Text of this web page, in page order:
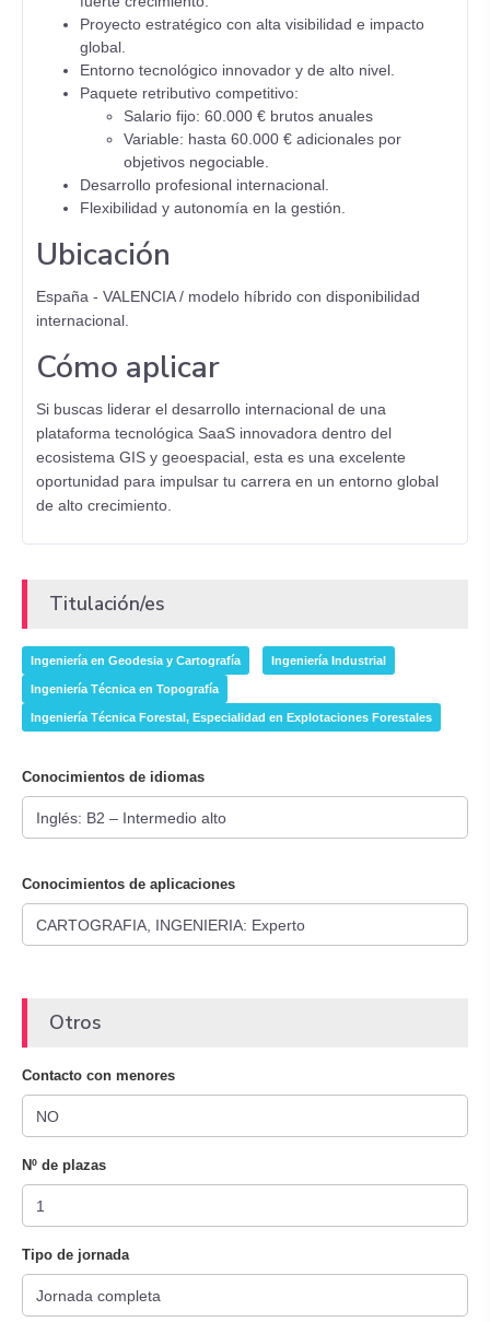
Proyecto estratégico con alta visibilidad e impacto
global.
Entorno tecnológico innovador y de alto nivel.
Paquete retributivo competitivo:
Salario fijo: 60.000 € brutos anuales
Variable: hasta 60.000 € adicionales por
objetivos negociable.
Desarrollo profesional internacional.
Flexibilidad y autonomía en la gestión.
Ubicación
España - VALENCIA / modelo híbrido con disponibilidad
internacional.
Cómo aplicar
Si buscas liderar el desarrollo internacional de una
plataforma tecnológica SaaS innovadora dentro del
ecosistema GIS y geoespacial, esta es una excelente
oportunidad para impulsar tu carrera en un entorno global
de alto crecimiento.
Titulación/es
Ingeniería en Geodesia y Cartografía Ingeniería Industrial
Ingeniería Técnica en Topografía
Ingeniería Técnica Forestal, Especialidad en Explotaciones Forestales
Conocimientos de idiomas
Conocimientos de aplicaciones
Otros
Contacto con menores
Nº de plazas
Tipo de jornada